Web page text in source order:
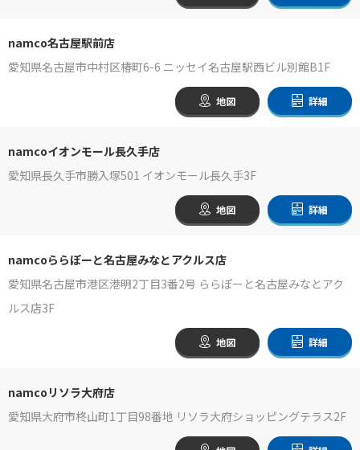
namco名古屋駅前店
愛知県名古屋市中村区椿町6-6 ニッセイ名古屋駅西ビル別館B1F
地図 詳細
namcoイオンモール長久手店
愛知県長久手市勝入塚501 イオンモール長久手3F
地図 詳細
namcoららぽーと名古屋みなとアクルス店
愛知県名古屋市港区港明2丁目3番2号 ららぽーと名古屋みなとアク
ルス店3F
地図 詳細
namcoリソラ大府店
愛知県大府市柊山町1丁目98番地 リソラ大府ショッピングテラス2F